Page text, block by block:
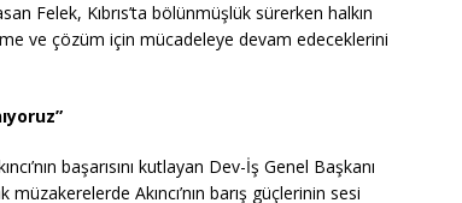
Felek, Kıbrıs’ta bölünmüşlük sürerken halkın
ve çözüm için mücadeleye devam edeceklerini
başarısını kutlayan Dev-İş Genel Başkanı
Akıncı’nın barış güçlerinin sesi